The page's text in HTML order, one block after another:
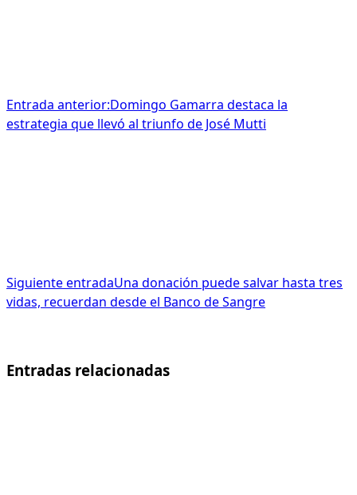
Entrada anterior:Domingo Gamarra destaca la
estrategia que llevó al triunfo de José Mutti
Siguiente entradaUna donación puede salvar hasta tres
vidas, recuerdan desde el Banco de Sangre
Entradas relacionadas